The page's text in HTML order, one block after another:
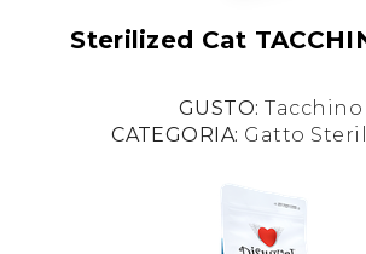
Sterilized Cat
GUSTO:Tacchino
CATEGORIA: Gatto